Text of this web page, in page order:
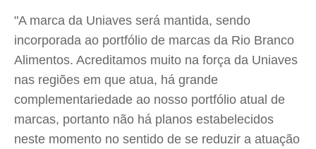
"A marca da Uniaves será mantida, sendo
incorporada ao portfólio de marcas da Rio Branco
Alimentos. Acreditamos muito na força da Uniaves
nas regiões em que atua, há grande
complementariedade ao nosso portfólio atual de
marcas, portanto não há planos estabelecidos
neste momento no sentido de se reduzir a atuação